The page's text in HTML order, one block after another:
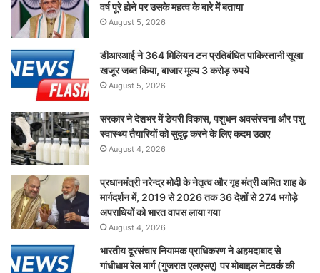
वर्ष पूरे होने पर उसके महत्व के बारे में बताया
August 5, 2026
डीआरआई ने 364 मिलियन टन प्रतिबंधित पाकिस्तानी सूखा
खजूर जब्त किया, बाजार मूल्य 3 करोड़ रुपये
August 5, 2026
सरकार ने देशभर में डेयरी विकास, पशुधन अवसंरचना और पशु
स्वास्थ्य तैयारियों को सुदृढ़ करने के लिए कदम उठाए
August 4, 2026
प्रधानमंत्री नरेन्द्र मोदी के नेतृत्व और गृह मंत्री अमित शाह के
मार्गदर्शन में, 2019 से 2026 तक 36 देशों से 274 भगोड़े
अपराधियों को भारत वापस लाया गया
August 4, 2026
भारतीय दूरसंचार नियामक प्राधिकरण ने अहमदाबाद से
गांधीधाम रेल मार्ग (गुजरात एलएसए) पर मोबाइल नेटवर्क की